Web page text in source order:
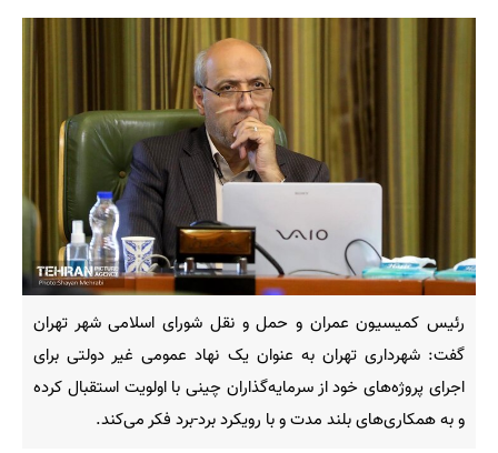
رئیس کمیسیون عمران و حمل و نقل شورای اسلامی شهر تهران
گفت: شهرداری تهران به عنوان یک نهاد عمومی غیر دولتی برای
اجرای پروژه‌های خود از سرمایه‌گذاران چینی با اولویت استقبال کرده
و به همکاری‌های بلند مدت و با رویکرد برد-برد فکر می‌کند.